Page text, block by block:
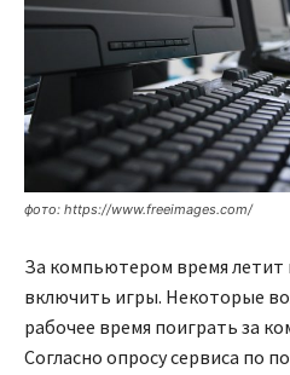
фото: https://www.freeimages.com/
За компьютером время летит
включить игры. Некоторые
рабочее время поиграть за
Согласно опросу сервиса по